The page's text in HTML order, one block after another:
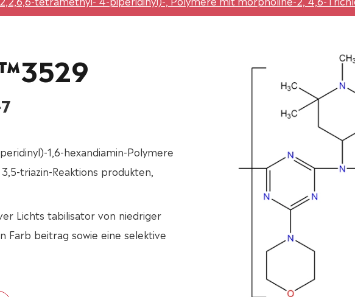
1,6-hexandiamin-Polymere
triazin-Reaktions produkten,
Lichts tabilisator von niedriger
Farb beitrag sowie eine selektive